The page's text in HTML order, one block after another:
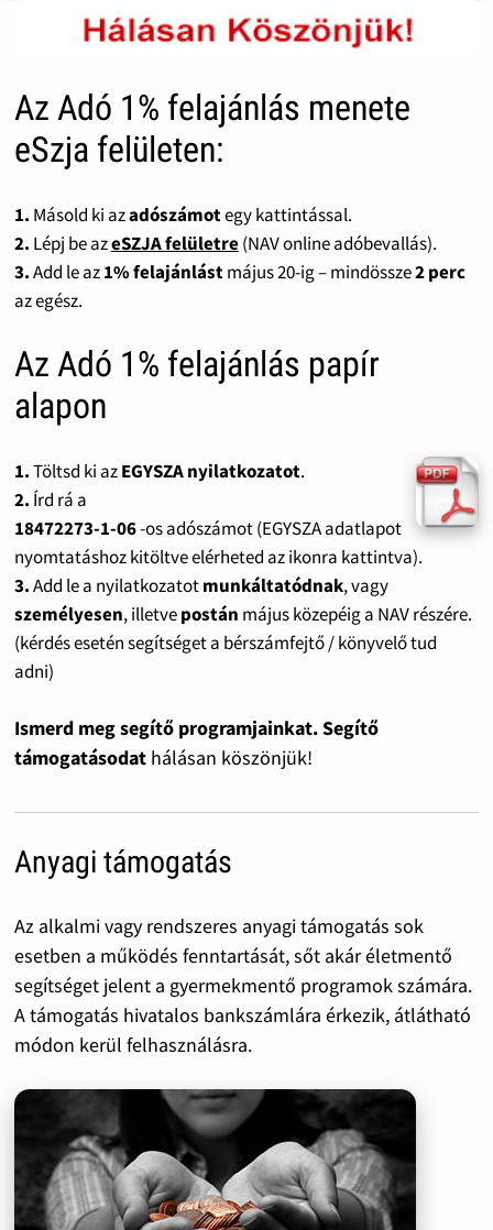
Az Adó 1% felajánlás menete
eSzja felületen:
1. Másold ki azadószámotegy kattintással.
2. Lépj be azeSZJA felületre(NAV online adóbevallás).
3.Add le az1% felajánlástmájus 20-ig – mindössze2 perc
az egész.
Az Adó 1% felajánlás papír
alapon
1.Töltsd ki azEGYSZA nyilatkozatot.
2. Írd rá a
18472273-1-06-os adószámot (EGYSZA adatlapot
nyomtatáshoz kitöltve elérheted az ikonra kattintva).
3.Add le a nyilatkozatotmunkáltatódnak, vagy
személyesen, illetvepostán május közepéig a NAV részére.
(kérdés esetén segítséget a bérszámfejtő / könyvelő tud
adni)
Ismerd meg segítő programjainkat. Segítő
támogatásodat hálásan köszönjük!
Anyagi támogatás
Az alkalmi vagy rendszeres anyagi támogatás sok
esetben a működés fenntartását, sőt akár életmentő
segítséget jelent a gyermekmentő programok számára.
A támogatás hivatalos bankszámlára érkezik, átlátható
módon kerül felhasználásra.